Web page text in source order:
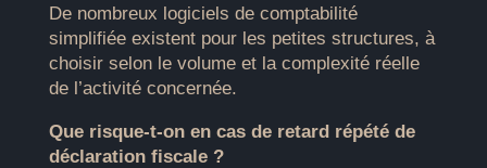
De nombreux logiciels de comptabilité
simplifiée existent pour les petites structures, à
choisir selon le volume et la complexité réelle
de l’activité concernée.
Que risque-t-on en cas de retard répété de
déclaration fiscale ?